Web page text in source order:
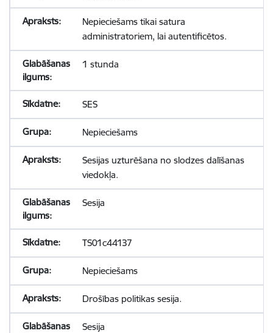
Nepieciešams tikai satura
administratoriem, lai autentificētos.
1 stunda
SES
Nepieciešams
Sesijas uzturēšana no slodzes dalīšanas
viedokļa.
Sesija
TS01c44137
Nepieciešams
Drošības politikas sesija.
Sesija